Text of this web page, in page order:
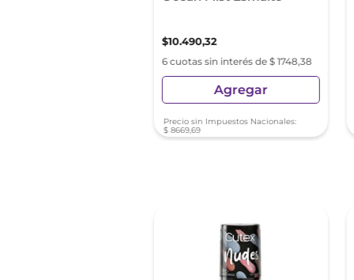
$10.490,32
6 cuotas sin interés de $ 1748,38
Agregar
Precio sin Impuestos Nacionales:
$ 8669,69